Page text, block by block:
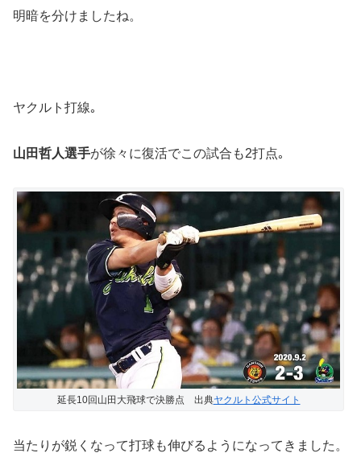
明暗を分けましたね。
ヤクルト打線｡
山田哲人選手が徐々に復活でこの試合も2打点｡
延長10回山田大飛球で決勝点 出典ヤクルト公式サイト
当たりが鋭くなって打球も伸びるようになってきました。